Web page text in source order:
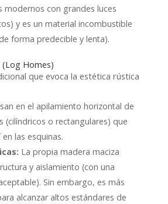
modernos con grandes luces
y es un material incombustible
forma predecible y lenta).
Homes)
que evoca la estética rústica
en el apilamiento horizontal de
(cilíndricos o rectangulares) que
las esquinas.
La propia madera maciza
y aislamiento (con una
Sin embargo, es más
alcanzar altos estándares de